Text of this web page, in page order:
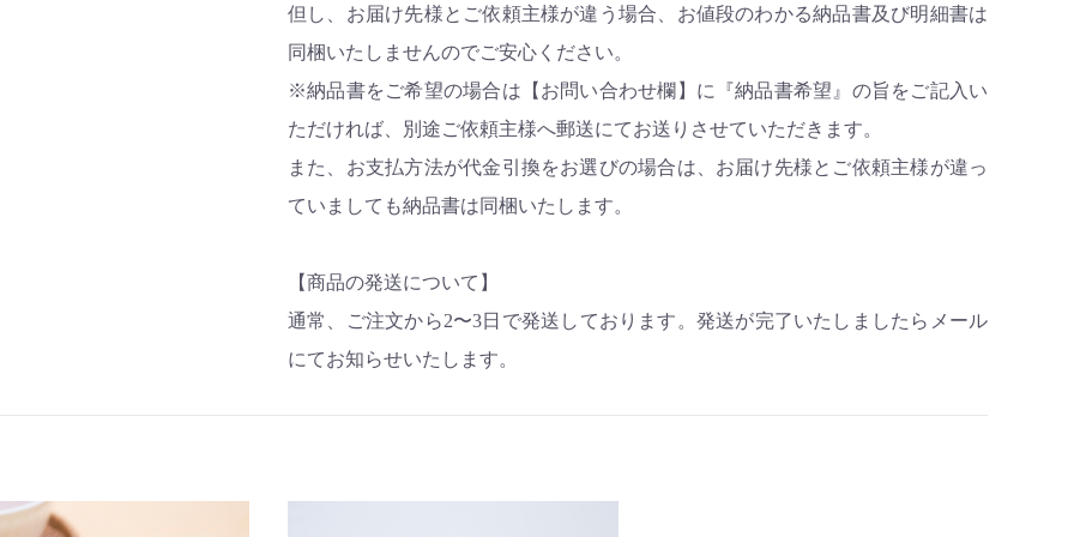
但し、お届け先様とご依頼主様が違う場合、お値段のわかる納品書及び明細書は
同梱いたしませんのでご安心ください。
※納品書をご希望の場合は【お問い合わせ欄】に『納品書希望』の旨をご記入い
ただければ、別途ご依頼主様へ郵送にてお送りさせていただきます。
また、お支払方法が代金引換をお選びの場合は、お届け先様とご依頼主様が違っ
ていましても納品書は同梱いたします。
【商品の発送について】
通常、ご注文から2〜3日で発送しております。発送が完了いたしましたらメール
にてお知らせいたします。